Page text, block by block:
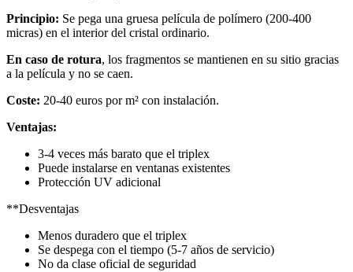
Principio: Se pega una gruesa película de polímero (200-400
micras) en el interior del cristal ordinario.
En caso de rotura, los fragmentos se mantienen en su sitio gracias
a la película y no se caen.
Coste: 20-40 euros por m² con instalación.
Ventajas:
3-4 veces más barato que el triplex
Puede instalarse en ventanas existentes
Protección UV adicional
**Desventajas
Menos duradero que el triplex
Se despega con el tiempo (5-7 años de servicio)
No da clase oficial de seguridad